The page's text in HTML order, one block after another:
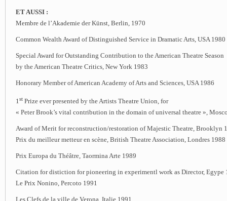
ET AUSSI :
Membre de l’Akademie der Künst, Berlin, 1970
Common Wealth Award of Distinguished Service in Dramatic Arts, USA 1980
Special Award for Outstanding Contribution to the American Theatre Season
by the American Theatre Critics, New York 1983
Honorary Member of American Academy of Arts and Sciences, USA 1986
1st Prize ever presented by the Artists Theatre Union, for
« Peter Brook’s vital contribution in the domain of universal theatre »,
Award of Merit for reconstruction/restoration of Majestic Theatre, Brooklyn
Prix du meilleur metteur en scène, British Theatre Association, Londres 1988
Prix Europa du Théâtre, Taormina Arte 1989
Citation for distiction for pioneering in experimentl work as Director, Egype
Le Prix Nonino, Percoto 1991